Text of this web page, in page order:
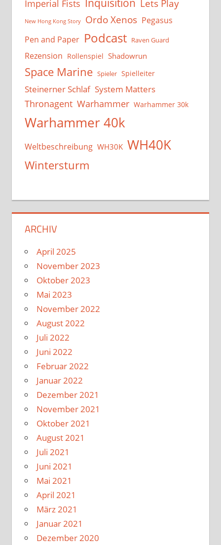
Imperial Fists Inquisition Lets Play
New Hong Kong Story Ordo Xenos Pegasus
Pen and Paper Podcast Raven Guard
Rezension Rollenspiel Shadowrun
Space Marine Spieler Spielleiter
Steinerner Schlaf System Matters
Thronagent Warhammer Warhammer 30k
Warhammer 40k
Weltbeschreibung WH30K WH40K
Wintersturm
ARCHIV
April 2025
November 2023
Oktober 2023
Mai 2023
November 2022
August 2022
Juli 2022
Juni 2022
Februar 2022
Januar 2022
Dezember 2021
November 2021
Oktober 2021
August 2021
Juli 2021
Juni 2021
Mai 2021
April 2021
März 2021
Januar 2021
Dezember 2020